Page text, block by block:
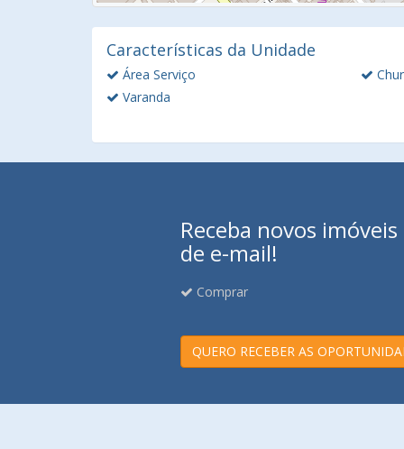
Características da Unidade
Área Serviço
Varanda
Receba novos
de e-mail!
Comprar
QUERO RECEBER AS